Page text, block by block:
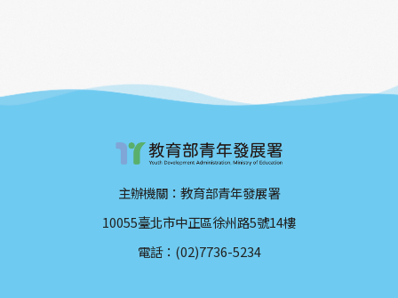
主辦機關：教育部青年發展署
10055臺北市中正區徐州路5號14樓
電話：(02)7736-5234